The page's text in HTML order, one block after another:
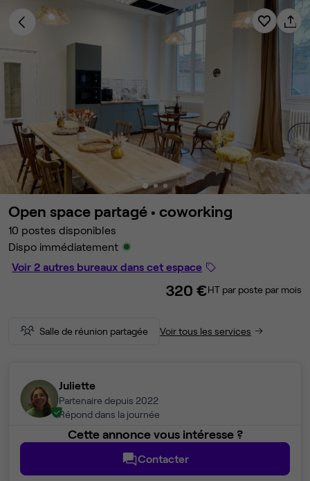
Open space partagé • coworking
10 postes disponibles
Dispo immédiatement
Voir 2 autres bureaux dans cet espace
320 €HT par poste par mois
Salle de réunion partagée Voir tous les services
Juliette
Partenaire depuis 2022
Répond dans la journée
Cette annonce vous intéresse ?
Contacter